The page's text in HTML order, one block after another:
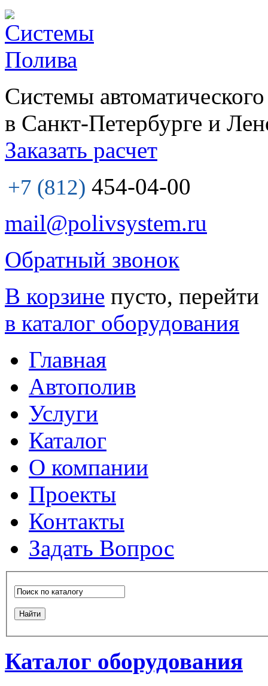
Системы
в Санкт-Петербурге и
Заказать расчет
+7 (812) 454-04-00
mail@polivsystem.ru
Обратный звонок
В корзине пусто, перейти
в каталог оборудования
Главная
Автополив
Услуги
Каталог
О компании
Проекты
Контакты
Задать Вопрос
Каталог оборудования